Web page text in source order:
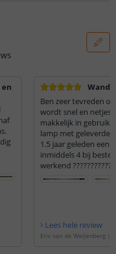
Ben zeer tevreden
wordt snel en netjes
makkelijk in gebruik.
lamp met geleverde
1.5 jaar geleden een
inmiddels 4 bij
werkend ????????????
Lees hele review
Eric van de Weijenberg|